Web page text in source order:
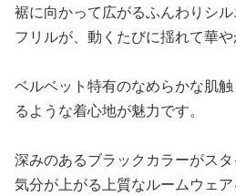
裾に向かって広がるふんわりシ
フリルが、動くたびに揺れて華や
ベルベット特有のなめらかな肌
るような着心地が魅力です。
深みのあるブラックカラーがスタ
気分が上がる上質なルームウェ